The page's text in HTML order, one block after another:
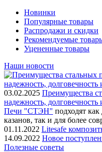
Новинки
Популярные товары
Распродажи и скидки
Рекомендуемые
Уцененные товары
Наши новости
03.02.2025 Преимущества
надежность, долговечность
Печи "СТЭН" подходят
казанов, так и для более
01.11.2022 Litesafe
14.09.2022 Новое
Полезные советы